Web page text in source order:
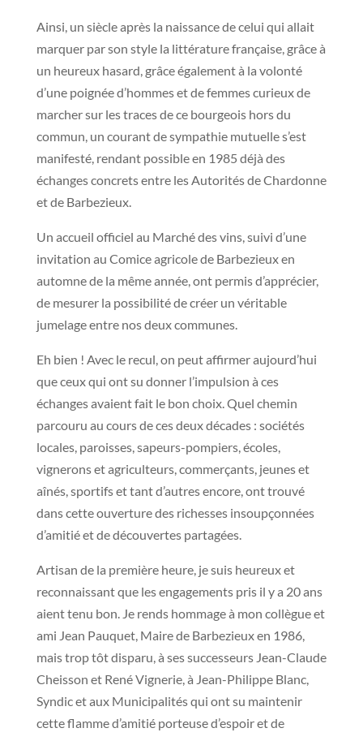
Ainsi, un siècle après la naissance de celui qui allait
marquer par son style la littérature française, grâce à
un heureux hasard, grâce également à la volonté
d’une poignée d’hommes et de femmes curieux de
marcher sur les traces de ce bourgeois hors du
commun, un courant de sympathie mutuelle s’est
manifesté, rendant possible en 1985 déjà des
échanges concrets entre les Autorités de Chardonne
et de Barbezieux.
Un accueil officiel au Marché des vins, suivi d’une
invitation au Comice agricole de Barbezieux en
automne de la même année, ont permis d’apprécier,
de mesurer la possibilité de créer un véritable
jumelage entre nos deux communes.
Eh bien ! Avec le recul, on peut affirmer aujourd’hui
que ceux qui ont su donner l’impulsion à ces
échanges avaient fait le bon choix. Quel chemin
parcouru au cours de ces deux décades : sociétés
locales, paroisses, sapeurs-pompiers, écoles,
vignerons et agriculteurs, commerçants, jeunes et
aînés, sportifs et tant d’autres encore, ont trouvé
dans cette ouverture des richesses insoupçonnées
d’amitié et de découvertes partagées.
Artisan de la première heure, je suis heureux et
reconnaissant que les engagements pris il y a 20 ans
aient tenu bon. Je rends hommage à mon collègue et
ami Jean Pauquet, Maire de Barbezieux en 1986,
mais trop tôt disparu, à ses successeurs Jean-Claude
Cheisson et René Vignerie, à Jean-Philippe Blanc,
Syndic et aux Municipalités qui ont su maintenir
cette flamme d’amitié porteuse d’espoir et de